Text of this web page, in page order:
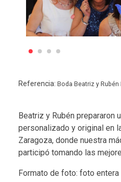
Referencia: Boda Beatriz y
Beatriz y Rubén prepararon
personalizado y original en
Zaragoza, donde nuestra
participó tomando las
Formato de foto: foto